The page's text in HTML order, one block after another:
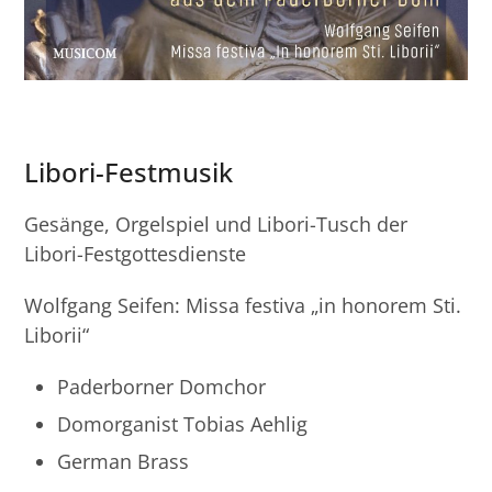
Libori-Festmusik
Gesänge, Orgelspiel und Libori-Tusch der
Libori-Festgottesdienste
Wolfgang Seifen: Missa festiva „in honorem Sti.
Liborii“
Paderborner Domchor
Domorganist Tobias Aehlig
German Brass